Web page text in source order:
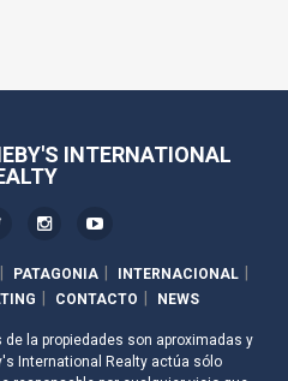
INTERNATIONAL
PATAGONIA
INTERNACIONAL
CONTACTO NEWS
la propiedades son aproximadas y
International Realty actúa sólo